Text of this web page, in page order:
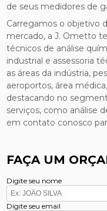
de seus medidores de
Carregamos o objetivo
mercado, a J. Ometto
técnicos de análise
industrial e assessoria
as áreas da indústria,
aeroportos, área
destacando no
serviços, como análise
em contato conosco
FAÇA UM
Digite seu nome
Digite seu email